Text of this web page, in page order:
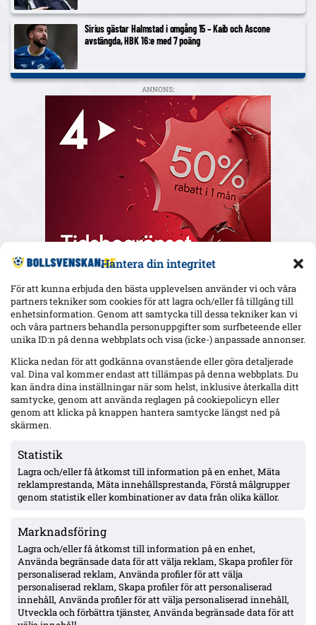
Hantera din integritet
För att kunna erbjuda den bästa upplevelsen använder vi och våra
partners tekniker som cookies för att lagra och/eller få tillgång till
enhetsinformation. Genom att samtycka till dessa tekniker kan vi
och våra partners behandla personuppgifter som surfbeteende eller
unika ID:n på denna webbplats och visa (icke-) anpassade annonser.
Klicka nedan för att godkänna ovanstående eller göra detaljerade
val. Dina val kommer endast att tillämpas på denna webbplats. Du
kan ändra dina inställningar när som helst, inklusive återkalla ditt
samtycke, genom att använda reglagen på cookiepolicyn eller
genom att klicka på knappen hantera samtycke längst ned på
skärmen.
Statistik
Lagra och/eller få åtkomst till information på en enhet, Mäta
reklamprestanda, Mäta innehållsprestanda, Förstå målgrupper
genom statistik eller kombinationer av data från olika källor.
Marknadsföring
Lagra och/eller få åtkomst till information på en enhet,
Använda begränsade data för att välja reklam, Skapa profiler för
personaliserad reklam, Använda profiler för att välja
personaliserad reklam, Skapa profiler för att personaliserad
innehåll, Använda profiler för att välja personaliserad innehåll,
Utveckla och förbättra tjänster, Använda begränsade data för att
Sirius gästar Halmstad i omgång 15 – Kaib och Ascone
avstängda, HBK 16:e med 7 poäng
ANNONS:
Senaste
nästa vecka
Wernbloom jämför IFK Göteborgs 16-årige Oliver Månsson med
Uppgifter: Djurgården överens med Hønefoss om Sander
Ringberg – miljonbelopp, toppförsäljning från norska
tredjeligan
Sent ras för Mjällby: 1–2 mot Slovan Bratislava – måste vända
borta
Elliot Stroud lämnar Mjällby: flyger till England i morgon – Hull
nära, affär runt 39 Mkr